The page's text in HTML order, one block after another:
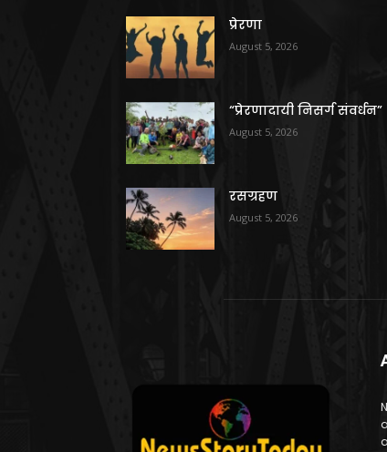
प्रेरणा
August 5, 2026
“प्रेरणादायी निसर्ग संवर्धन”
August 5, 2026
रसग्रहण
August 5, 2026